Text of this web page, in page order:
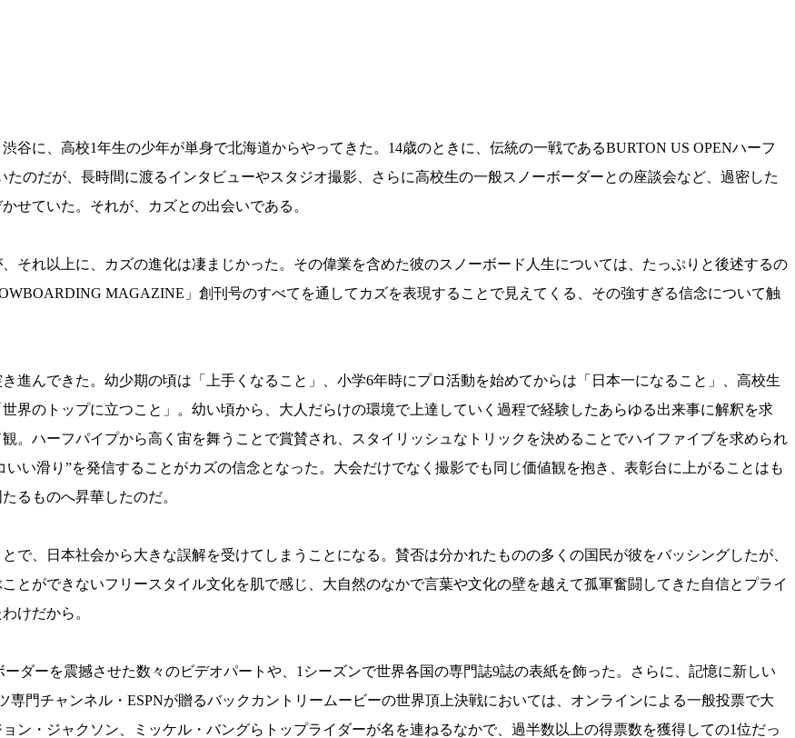
谷に、高校1年生の少年が単身で北海道からやってきた。14歳のときに、伝統の一戦であるBURTON US OPENハーフ
のだが、長時間に渡るインタビューやスタジオ撮影、さらに高校生の一般スノーボーダーとの座談会など、過密した
せていた。それが、カズとの出会いである。
それ以上に、カズの進化は凄まじかった。その偉業を含めた彼のスノーボード人生については、たっぷりと後述するの
MAGAZINE」創刊号のすべてを通してカズを表現することで見えてくる、その強すぎる信念について触
進んできた。幼少期の頃は「上手くなること」、小学6年時にプロ活動を始めてからは「日本一になること」、高校生
界のトップに立つこと」。幼い頃から、大人だらけの環境で上達していく過程で経験したあらゆる出来事に解釈を求
。ハーフパイプから高く宙を舞うことで賞賛され、スタイリッシュなトリックを決めることでハイファイブを求められ
い滑り”を発信することがカズの信念となった。大会だけでなく撮影でも同じ価値観を抱き、表彰台に上がることはも
るものへ昇華したのだ。
で、日本社会から大きな誤解を受けてしまうことになる。賛否は分かれたものの多くの国民が彼をバッシングしたが、
とができないフリースタイル文化を肌で感じ、大自然のなかで言葉や文化の壁を越えて孤軍奮闘してきた自信とプライ
けだから。
ダーを震撼させた数々のビデオパートや、1シーズンで世界各国の専門誌9誌の表紙を飾った。さらに、記憶に新しい
門チャンネル・ESPNが贈るバックカントリームービーの世界頂上決戦においては、オンラインによる一般投票で大
ン・ジャクソン、ミッケル・バングらトップライダーが名を連ねるなかで、過半数以上の得票数を獲得しての1位だっ